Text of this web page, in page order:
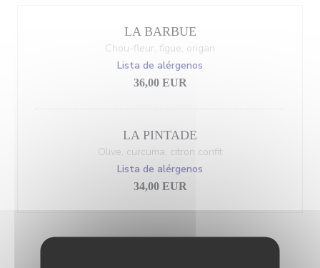
LA BARBUE
Chou-fleur, figue, origan
Lista de alérgenos
36,00 EUR
LA PINTADE
Olive, curcuma, citron confit
Lista de alérgenos
34,00 EUR